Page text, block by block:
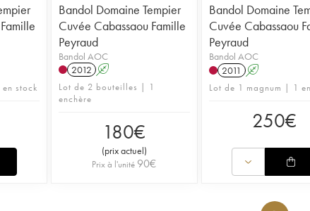
stock
Bandol Domaine Tempier
Cuvée Cabassaou Famille
Peyraud
Bandol AOC
2012 A
Lot de 2 bouteilles | 1
enchère
180€
(prix actuel)
Prix à l'unité 90€
Bandol Domaine
Cuvée Cabassaou
Peyraud
Bandol AOC
2011 A
Lot de 1 magnum | 1
250€